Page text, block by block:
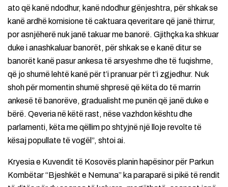
ato që kanë ndodhur, kanë ndodhur gënjeshtra, për shkak se
kanë ardhë komisione të caktuara qeveritare që janë thirrur,
por asnjëherë nuk janë takuar me banorë. Gjithçka ka shkuar
duke i anashkaluar banorët, për shkak se e kanë ditur se
banorët kanë pasur ankesa të arsyeshme dhe të fuqishme,
që jo shumë lehtë kanë për t’i pranuar për t’i zgjedhur. Nuk
shoh për momentin shumë shpresë që këta do të marrin
ankesë të banorëve, gradualisht me punën që janë duke e
bërë. Qeveria në këtë rast, nëse vazhdon kështu dhe
parlamenti, këta me qëllim po shtyjnë një lloje revolte të
kësaj popullate të vogël”, shtoi ai.
Kryesia e Kuvendit të Kosovës planin hapësinor për Parkun
Kombëtar “Bjeshkët e Nemuna” ka paraparë si pikë të rendit